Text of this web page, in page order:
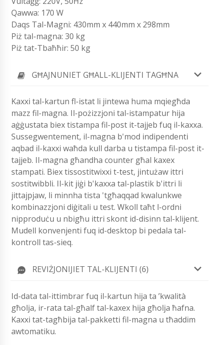
Qawwa: 170 W
Daqs Tal-Magni: 430mm x 440mm x 298mm
Piż tal-magna: 30 kg
Piż tat-Tbaħħir: 50 kg
GĦAJNUNIET GĦALL-KLIJENTI TAGĦNA
Kaxxi tal-kartun fl-istat li jintewa huma mqiegħda
mazz fil-magna. Il-pożizzjoni tal-istampatur hija
aġġustata biex tistampa fil-post it-tajjeb fuq il-kaxxa.
Sussegwentement, il-magna b'mod indipendenti
aqbad il-kaxxi waħda kull darba u tistampa fil-post it-
tajjeb. Il-magna għandha counter għal kaxex
stampati. Biex tissostitwixxi t-test, jintużaw ittri
sostitwibbli. Il-kit jiġi b'kaxxa tal-plastik b'ittri li
jittajpjaw, li minnha tista 'tgħaqqad kwalunkwe
kombinazzjoni diġitali u test. Wkoll taħt l-ordni
nipproduċu u nbigħu ittri skont id-disinn tal-klijent.
Mudell konvenjenti fuq id-desktop bi pedala tal-
kontroll tas-sieq.
REVIŻJONIJIET TAL-KLIJENTI (6)
Id-data tal-ittimbrar fuq il-kartun hija ta ’kwalità
għolja, ir-rata tal-għalf tal-kaxex hija għolja ħafna.
Kaxxi tat-tagħbija tal-pakketti fil-magna u tħaddim
awtomatiku.